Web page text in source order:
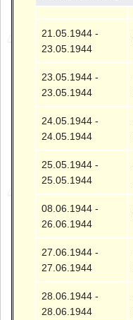
21.05.1944 -
23.05.1944
23.05.1944 -
23.05.1944
24.05.1944 -
24.05.1944
25.05.1944 -
25.05.1944
08.06.1944 -
26.06.1944
27.06.1944 -
27.06.1944
28.06.1944 -
28.06.1944